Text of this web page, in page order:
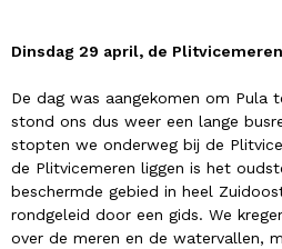
Dinsdag 29 april, de Plitvicemeren
De dag was aangekomen om Pula
stond ons dus weer een lange
stopten we onderweg bij de
de Plitvicemeren liggen is het
beschermde gebied in heel
rondgeleid door een gids. We
over de meren en de watervallen,